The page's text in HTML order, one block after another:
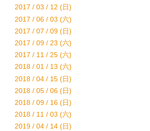
2017 / 03 / 12 (日)
2017 / 06 / 03 (六)
2017 / 07 / 09 (日)
2017 / 09 / 23 (六)
2017 / 11 / 25 (六)
2018 / 01 / 13 (六)
2018 / 04 / 15 (日)
2018 / 05 / 06 (日)
2018 / 09 / 16 (日)
2018 / 11 / 03 (六)
2019 / 04 / 14 (日)